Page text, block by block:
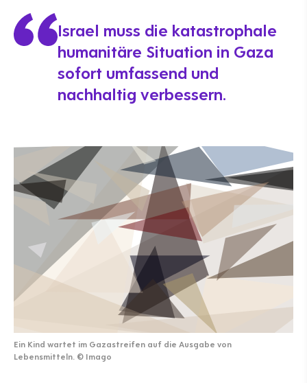
Israel muss die katastrophale
humanitäre Situation in Gaza
sofort umfassend und
nachhaltig verbessern.
Ein Kind wartet im Gazastreifen auf die Ausgabe von
Lebensmitteln. © Imago